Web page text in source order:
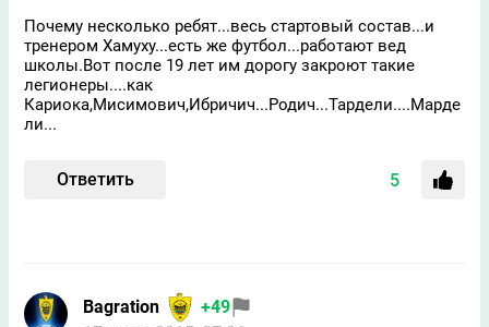
Почему несколько ребят...весь стартовый состав...и
тренером Хамуху...есть же футбол...работают вед
школы.Вот после 19 лет им дорогу закроют такие
легионеры....как
Кариока,Мисимович,Ибричич...Родич...Тардели....Марде
ли...
Ответить 5
Bagration
+49